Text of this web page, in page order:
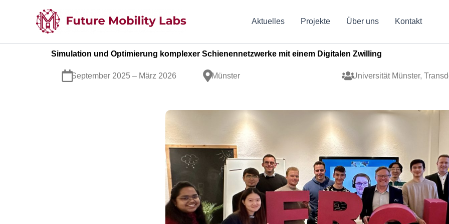
Aktuelles Projekte Über uns Kontakt
Simulation und Optimierung komplexer Schienennetzwerke mit einem Digitalen Zwilling
September 2025 – März 2026 Münster Universität Münster,